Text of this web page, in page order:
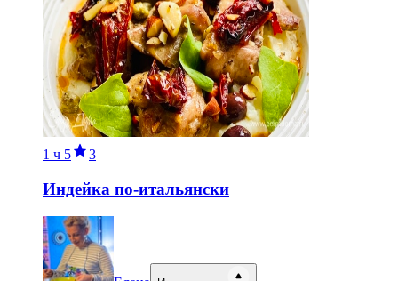
1 ч 5 3
Индейка по-итальянски